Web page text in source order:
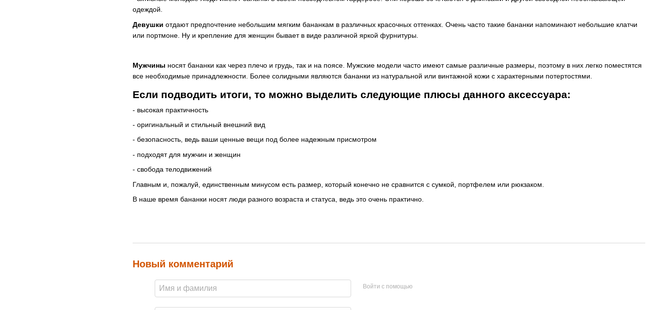
одеждой.
Девушки отдают предпочтение небольшим мягким бананкам в различных красочных оттенках. Очень часто такие бананки напоминают небольшие клатчи
или портмоне. Ну и крепление для женщин бывает в виде различной яркой фурнитуры.
Мужчины носят бананки как через плечо и грудь, так и на поясе. Мужские модели часто имеют самые различные размеры, поэтому в них легко поместятся
все необходимые принадлежности. Более солидными являются бананки из натуральной или винтажной кожи с характерными потертостями.
Если подводить итоги, то можно выделить следующие плюсы данного аксессуара:
- высокая практичность
- оригинальный и стильный внешний вид
- безопасность, ведь ваши ценные вещи под более надежным присмотром
- подходят для мужчин и женщин
- свобода телодвижений
Главным и, пожалуй, единственным минусом есть размер, который конечно не сравнится с сумкой, портфелем или рюкзаком.
В наше время бананки носят люди разного возраста и статуса, ведь это очень практично.
Новый комментарий
Войти с помощью